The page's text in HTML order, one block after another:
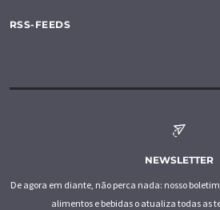
RSS-FEEDS
NEWSLETTER
De agora em diante, não perca nada: nosso
alimentos e bebidas o atualiza todas as